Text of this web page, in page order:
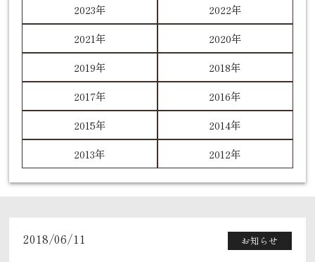
2023年
2022年
2021年
2020年
2019年
2018年
2017年
2016年
2015年
2014年
2013年
2012年
2018/06/11 お知らせ